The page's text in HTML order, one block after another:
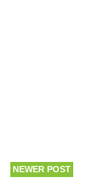
NEWER POST